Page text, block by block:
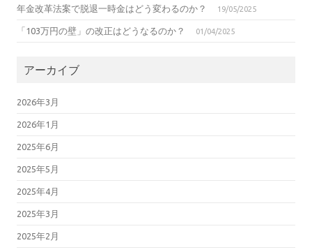
年金改革法案で脱退一時金はどう変わるのか？ 19/05/2025
「103万円の壁」の改正はどうなるのか？ 01/04/2025
アーカイブ
2026年3月
2026年1月
2025年6月
2025年5月
2025年4月
2025年3月
2025年2月